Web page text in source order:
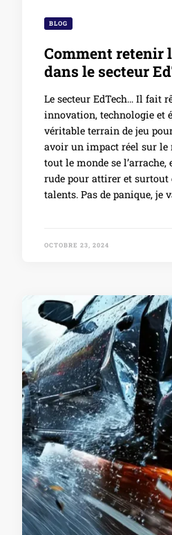
BLOG
Comment retenir
dans le secteur
Le secteur EdTech… Il fait
innovation, technologie et
véritable terrain de jeu
avoir un impact réel sur le
tout le monde se l’arrache,
rude pour attirer et
talents. Pas de panique, je
OCTOBRE 23, 2024